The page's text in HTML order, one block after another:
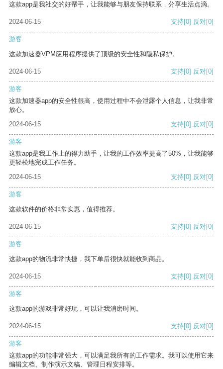
这款app是我社交的好帮手，让我能够与朋友保持联系，分享生活点滴。
2024-06-15 支持[0] 反对[0]
游客
这款加速器VPM应用程序提供了顶级的安全性和隐私保护。
2024-06-15 支持[0] 反对[0]
游客
这款加速器app的安全性很高，使用过程中不会泄露个人信息，让我非常
放心。
2024-06-15
支持[0] 反对[0]
游客
这款app是我工作上的得力助手，让我的工作效率提高了50%，让我能够
更轻松地完成工作任务。
2024-06-15
支持[0] 反对[0]
游客
这款软件的价格非常实惠，值得推荐。
2024-06-15 支持[0] 反对[0]
游客
这款app的物流非常快捷，我下单后很快就能收到商品。
2024-06-15 支持[0] 反对[0]
游客
这款app的游戏非常好玩，可以让我消磨时间。
2024-06-15 支持[0] 反对[0]
游客
这款app的功能非常强大，可以满足我所有的工作需求。我可以使用它来
编辑文档、制作演示文稿、管理日程安排等。